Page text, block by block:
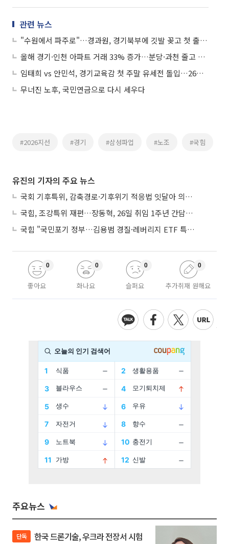
관련 뉴스
"수원에서 파주로"…경과원, 경기북부에 깃발 꽂고 첫 출근은 봉사활동이었다
올해 경기·인천 아파트 거래 33% 증가…분당·과천 줄고 구리·동탄 늘었다
임태희 vs 안민석, 경기교육감 첫 주말 유세전 돌입…26일 SBS 토론서 진검승부
무너진 노후, 국민연금으로 다시 세우다
#2026지선 #경기 #삼성파업 #노조 #국힘
유진의 기자의 주요 뉴스
국회 기후특위, 감축경로·기후위기 적응법 잇달아 의결…폭염 피해엔 ‘기후보험’
국힘, 조강특위 재편…장동혁, 26일 취임 1주년 간담회서 ‘당 운영안’ 발표
국힘 "국민포기 정부…김용범 경질·레버리지 ETF 특검해야"
좋아요
0
화나요
0
슬퍼요
0
추가취재 원해요
0
주요뉴스
단독